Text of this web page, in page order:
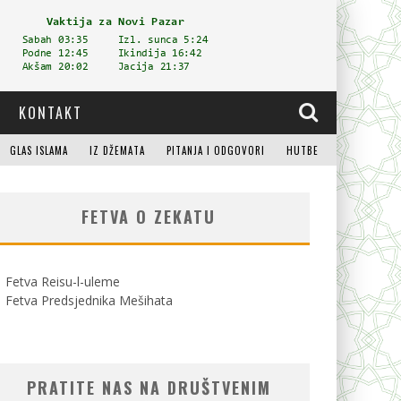
KONTAKT
GLAS ISLAMA IZ DŽEMATA PITANJA I ODGOVORI HUTBE
FETVA O ZEKATU
Fetva Reisu-l-uleme
Fetva Predsjednika Mešihata
PRATITE NAS NA DRUŠTVENIM